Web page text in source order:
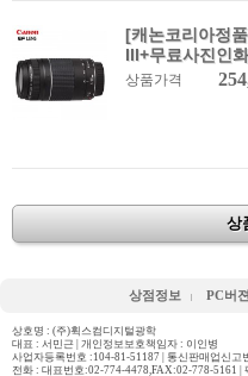
[캐논코리아정
III+무료사진인
상품가격
상
상점정보 PC버젼
상호명 : (주)휙스컴디지털광학
대표 : 서민근 | 개인정보보호책임자 : 이인병
사업자등록번호 :104-81-51187 | 통신판매업신고
전화 : 대표번호:02-774-4478,FAX:02-778-5161 |